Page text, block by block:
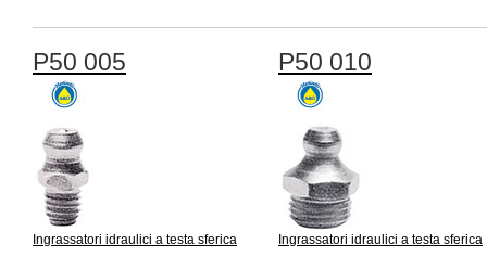
P50 005
Ingrassatori idraulici a testa sferica
P50 010
Ingrassatori idraulici a testa sferica